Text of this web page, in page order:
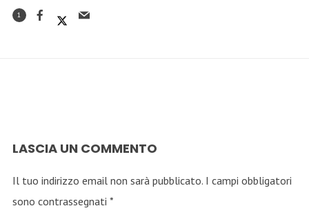
1
LASCIA UN COMMENTO
Il tuo indirizzo email non sarà pubblicato. I campi obbligatori
sono contrassegnati *